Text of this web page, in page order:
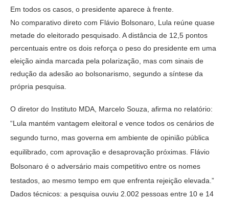
Em todos os casos, o presidente aparece à frente.
No comparativo direto com Flávio Bolsonaro, Lula reúne quase
metade do eleitorado pesquisado. A distância de 12,5 pontos
percentuais entre os dois reforça o peso do presidente em uma
eleição ainda marcada pela polarização, mas com sinais de
redução da adesão ao bolsonarismo, segundo a síntese da
própria pesquisa.
O diretor do Instituto MDA, Marcelo Souza, afirma no relatório:
“Lula mantém vantagem eleitoral e vence todos os cenários de
segundo turno, mas governa em ambiente de opinião pública
equilibrado, com aprovação e desaprovação próximas. Flávio
Bolsonaro é o adversário mais competitivo entre os nomes
testados, ao mesmo tempo em que enfrenta rejeição elevada.”
Dados técnicos: a pesquisa ouviu 2.002 pessoas entre 10 e 14